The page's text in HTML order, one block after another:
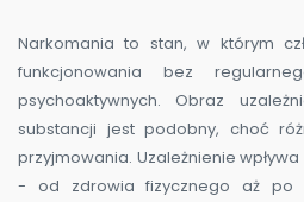
Narkomania to stan, w którym
funkcjonowania bez
psychoaktywnych. Obraz
substancji jest podobny, choć
przyjmowania. Uzależnienie
- od zdrowia fizycznego aż po